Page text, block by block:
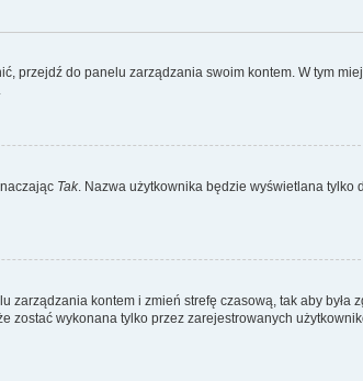
przejdź do panelu zarządzania swoim kontem. W tym
Tak. Nazwa użytkownika będzie wyświetlana tylko
zarządzania kontem i zmień strefę czasową, tak aby była
zostać wykonana tylko przez zarejestrowanych